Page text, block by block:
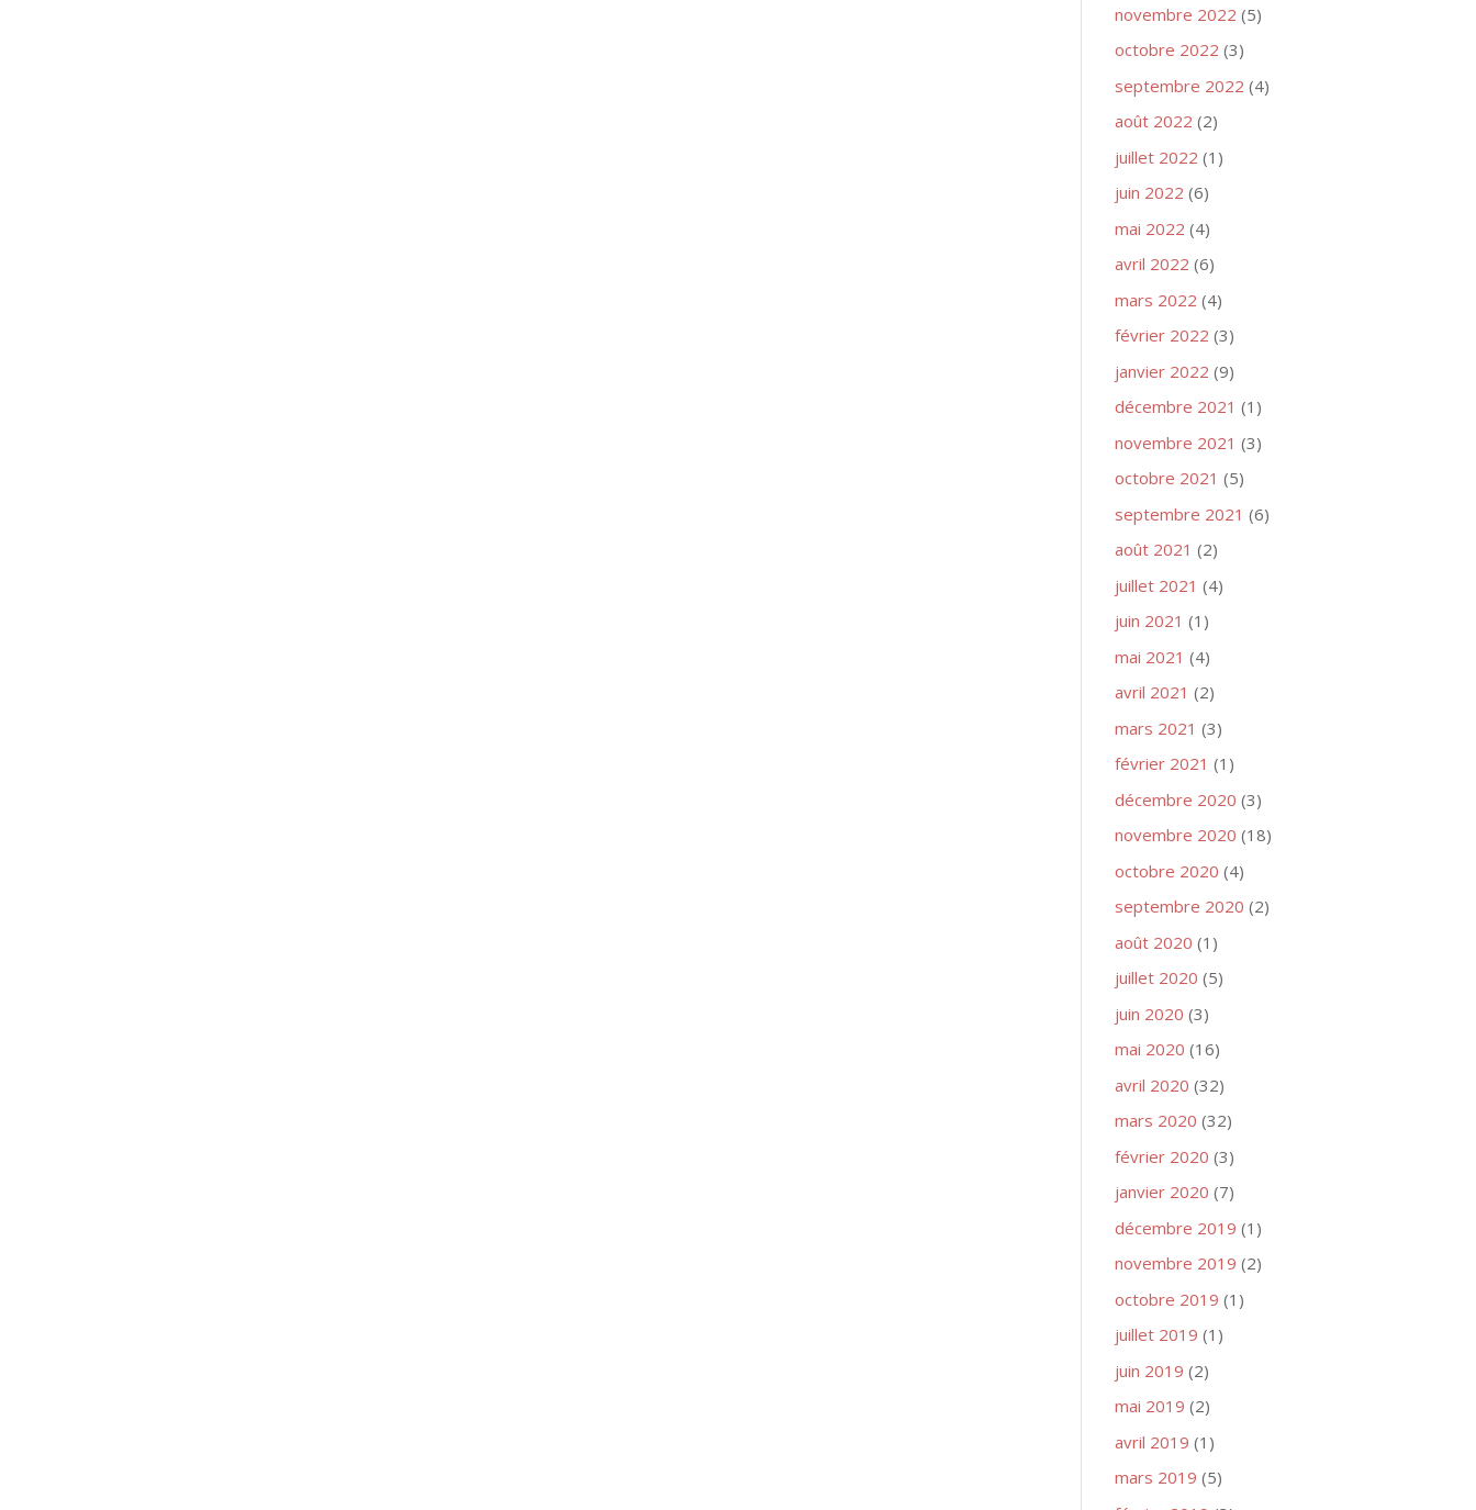
novembre 2022 (5)
octobre 2022 (3)
septembre 2022 (4)
août 2022 (2)
juillet 2022 (1)
juin 2022 (6)
mai 2022 (4)
avril 2022 (6)
mars 2022 (4)
février 2022 (3)
janvier 2022 (9)
décembre 2021 (1)
novembre 2021 (3)
octobre 2021 (5)
septembre 2021 (6)
août 2021 (2)
juillet 2021 (4)
juin 2021 (1)
mai 2021 (4)
avril 2021 (2)
mars 2021 (3)
février 2021 (1)
décembre 2020 (3)
novembre 2020 (18)
octobre 2020 (4)
septembre 2020 (2)
août 2020 (1)
juillet 2020 (5)
juin 2020 (3)
mai 2020 (16)
avril 2020 (32)
mars 2020 (32)
février 2020 (3)
janvier 2020 (7)
décembre 2019 (1)
novembre 2019 (2)
octobre 2019 (1)
juillet 2019 (1)
juin 2019 (2)
mai 2019 (2)
avril 2019 (1)
mars 2019 (5)